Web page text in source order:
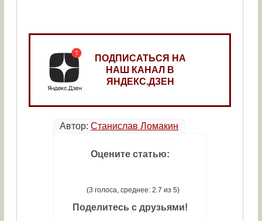
ПОДПИСАТЬСЯ НА
НАШ КАНАЛ В
ЯНДЕКС.ДЗЕН
Автор:Станислав Ломакин
Оцените статью:
(3 голоса, среднее: 2.7 из 5)
Поделитесь с друзьями!